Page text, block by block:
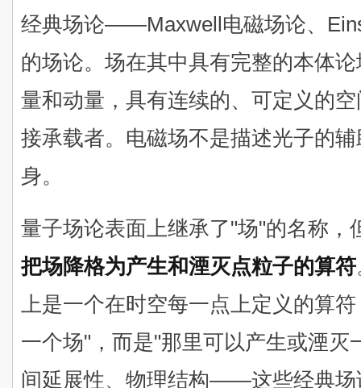
经典场论——Maxwell电磁场论、
的场论。场在其中具有完整的本体
量和动量，具有连续的、可定义的
接承载者。电磁场不是描述光子的
身。
量子场论表面上继承了"场"的名称，
把场降格为产生和湮灭点粒子的算符
上是一个在时空每一点上定义的算
一个场"，而是"那里可以产生或湮灭
间延展性、物理结构——这些经典